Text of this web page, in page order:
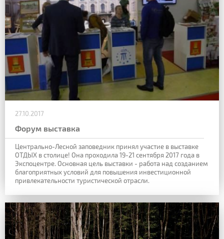
27.10.2017
Форум выставка
Центрально-Лесной заповедник принял участие в выставке
ОТДЫХ в столице! Она проходила 19-21 сентября 2017 года в
Экспоцентре. Основная цель выставки - работа над созданием
благоприятных условий для повышения инвестиционной
привлекательности туристической отрасли.